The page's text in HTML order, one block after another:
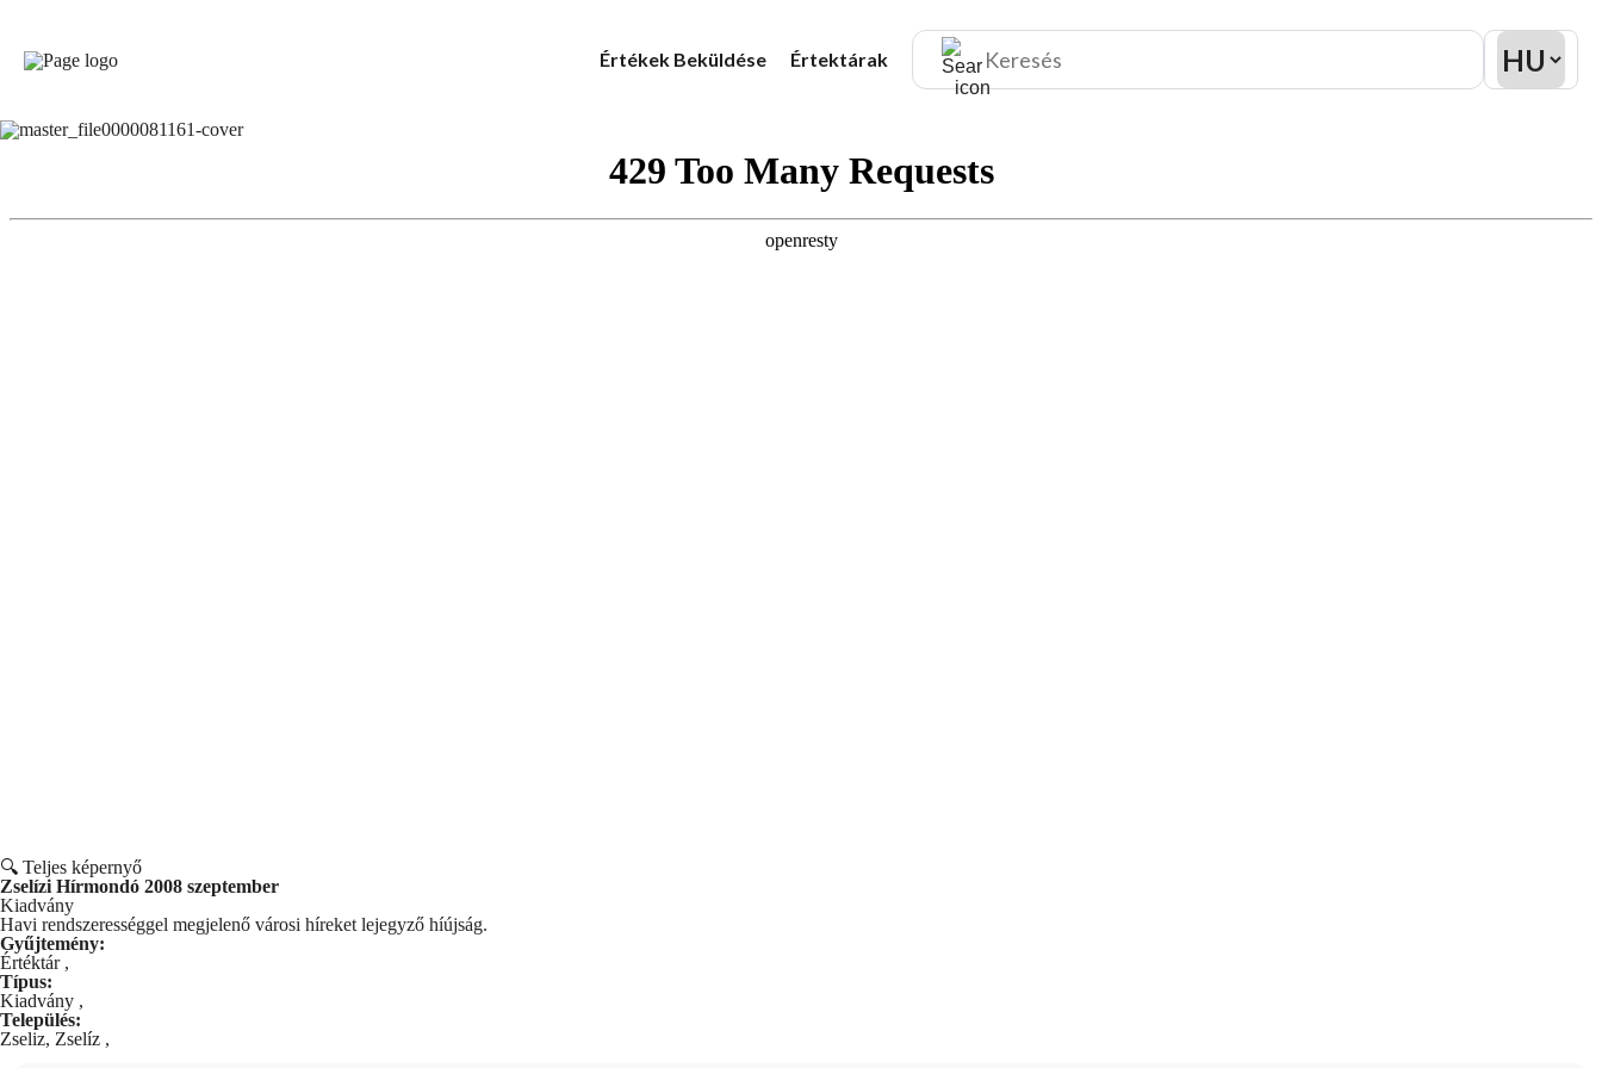
Értékek Beküldése Értektárak
🔍 Teljes képernyő
Zselízi Hírmondó 2008 szeptember
Kiadvány
Havi rendszerességgel megjelenő városi híreket lejegyző híújság.
Gyűjtemény:
Értéktár ,
Típus:
Kiadvány ,
Település:
Zseliz, Zselíz ,